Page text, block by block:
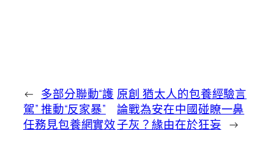
← 多部分聯動“護
駕” 推動“反家暴”
任務見包養網實效
原創 猶太人的包養經驗言
論戰為安在中國碰瞭一鼻
子灰？緣由在於狂妄 →